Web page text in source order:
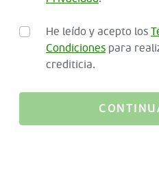
He leído y acepto los
Condiciones para
crediticia.